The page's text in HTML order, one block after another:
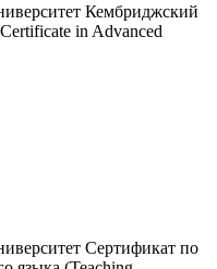
Кембриджский
in Advanced
Сертификат по